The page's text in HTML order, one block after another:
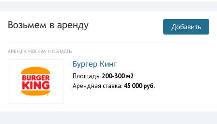
Возьмем в аренду Добавить
АРЕНДА МОСКВА И ОБЛАСТЬ
Бургер Кинг
Площадь: 200-300 м2
Арендная ставка: 45 000 руб.